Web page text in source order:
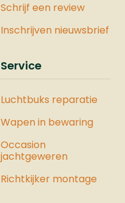
Schrijf een review
Inschrijven nieuwsbrief
Service
Luchtbuks reparatie
Wapen in bewaring
Occasion
jachtgeweren
Richtkijker montage